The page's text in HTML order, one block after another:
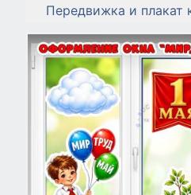
Передвижка и плакат